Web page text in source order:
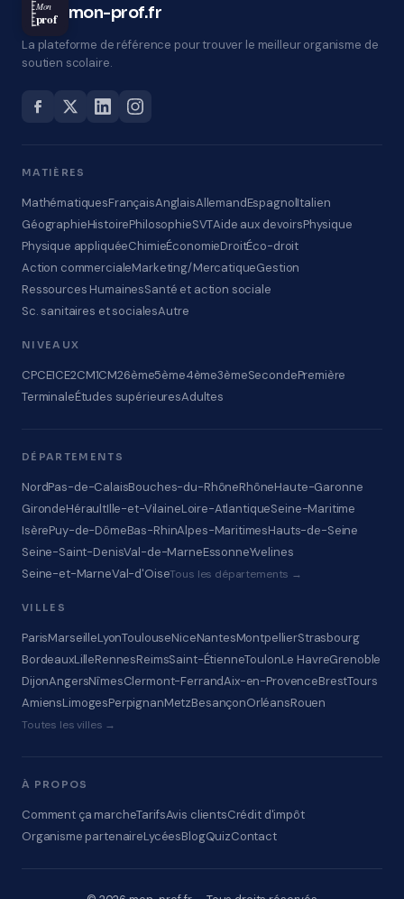
Mon
prof mon-prof.fr
La plateforme de référence pour trouver le meilleur organisme de
soutien scolaire.
MATIÈRES
MathématiquesFrançaisAnglaisAllemandEspagnolItalien
GéographieHistoirePhilosophieSVTAide aux devoirsPhysique
Physique appliquéeChimieÉconomieDroitÉco-droit
Action commercialeMarketing/MercatiqueGestion
Ressources HumainesSanté et action sociale
Sc. sanitaires et socialesAutre
NIVEAUX
CPCE1CE2CM1CM26ème5ème4ème3èmeSecondePremière
TerminaleÉtudes supérieuresAdultes
DÉPARTEMENTS
NordPas-de-CalaisBouches-du-RhôneRhôneHaute-Garonne
GirondeHéraultIlle-et-VilaineLoire-AtlantiqueSeine-Maritime
IsèrePuy-de-DômeBas-RhinAlpes-MaritimesHauts-de-Seine
Seine-Saint-DenisVal-de-MarneEssonneYvelines
Seine-et-MarneVal-d'OiseTous les départements →
VILLES
ParisMarseilleLyonToulouseNiceNantesMontpellierStrasbourg
BordeauxLilleRennesReimsSaint-ÉtienneToulonLe HavreGrenoble
DijonAngersNîmesClermont-FerrandAix-en-ProvenceBrestTours
AmiensLimogesPerpignanMetzBesançonOrléansRouen
Toutes les villes →
À PROPOS
Comment ça marcheTarifsAvis clientsCrédit d'impôt
Organisme partenaireLycéesBlogQuizContact